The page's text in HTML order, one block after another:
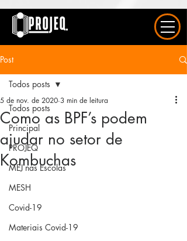
Post
Todos posts
Principal
PROJEQ
MEJ nas Escolas
MESH
Covid-19
Materiais Covid-19
Todos posts
Como as BPF’s podem
ajudar no setor de
Kombuchas
5 de nov. de 2020 3 min de leitura